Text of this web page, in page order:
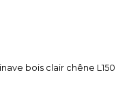
bois clair chêne L150